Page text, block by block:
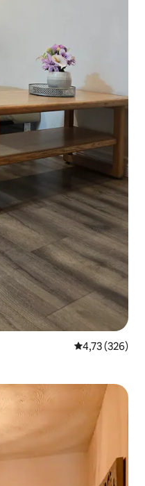
4,73 de uma
4,73 (326)